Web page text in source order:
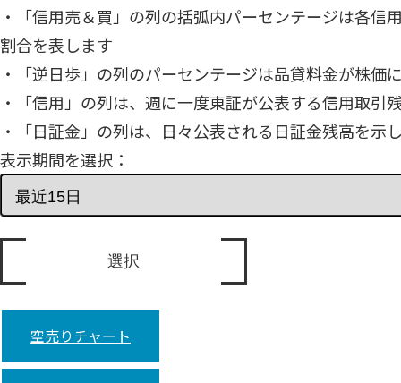
・「信用売＆買」の列の括弧内パーセンテージは各信
割合を表します
・「逆日歩」の列のパーセンテージは品貸料金が株価
・「信用」の列は、週に一度東証が公表する信用取引
・「日証金」の列は、日々公表される日証金残高を示
表示期間を選択：
空売りチャート